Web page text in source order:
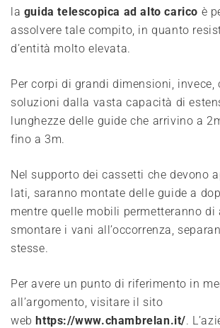
la guida telescopica ad alto carico è
assolvere tale compito, in quanto
d’entità molto elevata.
Per corpi di grandi dimensioni, invece,
soluzioni dalla vasta capacità di
lunghezze delle guide che arrivino a
fino a 3m.
Nel supporto dei cassetti che devono
lati, saranno montate delle guide a
mentre quelle mobili permetteranno di
smontare i vani all’occorrenza,
stesse.
Per avere un punto di riferimento in
all’argomento, visitare il sito
webhttps://www.chambrelan.it/.